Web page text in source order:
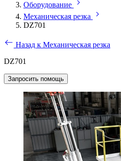
Оборудование
Механическая резка
DZ701
Назад к Механическая резка
DZ701
Запросить помощь